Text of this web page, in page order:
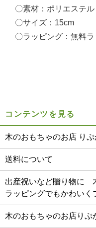
〇素材：ポリエステ
〇サイズ：15cm
〇ラッピング：無料
コンテンツを見る
木のおもちゃのお店 り
送料について
出産祝いなど贈り物に
ラッピングでもかわいく
木のおもちゃのお店り